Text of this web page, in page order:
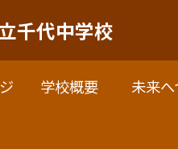
千代中学校
学校概要 未来へ